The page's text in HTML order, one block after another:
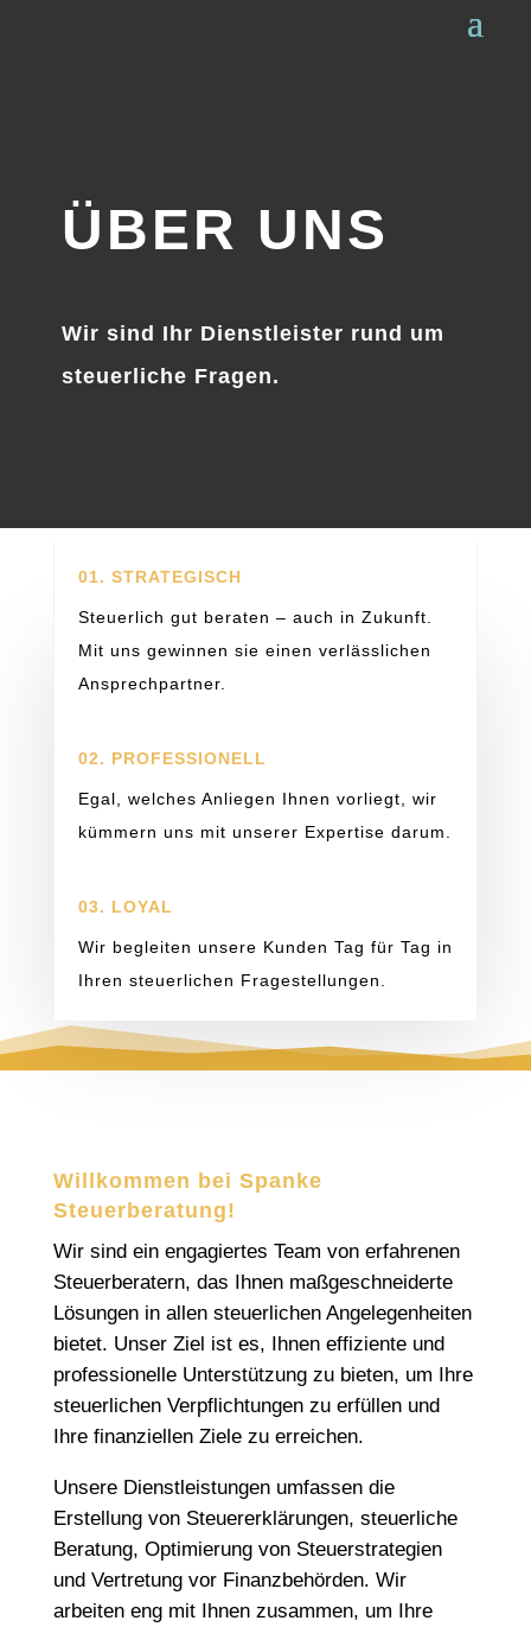
ÜBER UNS
Wir sind Ihr Dienstleister rund um
steuerliche Fragen.
01. STRATEGISCH
Steuerlich gut beraten – auch in Zukunft.
Mit uns gewinnen sie einen verlässlichen
Ansprechpartner.
02. PROFESSIONELL
Egal, welches Anliegen Ihnen vorliegt, wir
kümmern uns mit unserer Expertise darum.
03. LOYAL
Wir begleiten unsere Kunden Tag für Tag in
Ihren steuerlichen Fragestellungen.
Willkommen bei Spanke
Steuerberatung!
Wir sind ein engagiertes Team von erfahrenen
Steuerberatern, das Ihnen maßgeschneiderte
Lösungen in allen steuerlichen Angelegenheiten
bietet. Unser Ziel ist es, Ihnen effiziente und
professionelle Unterstützung zu bieten, um Ihre
steuerlichen Verpflichtungen zu erfüllen und
Ihre finanziellen Ziele zu erreichen.
Unsere Dienstleistungen umfassen die
Erstellung von Steuererklärungen, steuerliche
Beratung, Optimierung von Steuerstrategien
und Vertretung vor Finanzbehörden. Wir
arbeiten eng mit Ihnen zusammen, um Ihre